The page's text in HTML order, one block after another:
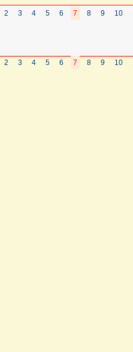
2 3 4 5 6 7 8 9 10
2 3 4 5 6 7 8 9 10